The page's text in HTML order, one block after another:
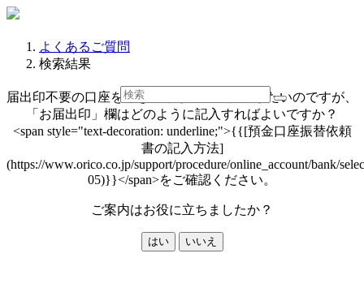
よくあるご質問
検索結果
届出印不要の口座を引き落とし口座に設定したいのですが、
「お届出印」欄はどのように記入すればよいですか？
<span style="text-decoration: underline;">{{[預金口座振替依頼
書の記入方法]
(https://www.orico.co.jp/support/procedure/online_account/bank/
05)}}</span>をご確認ください。
ご案内はお役に立ちましたか？
はい いいえ